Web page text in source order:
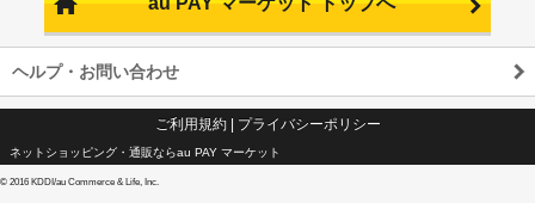
ヘルプ・お問い合わせ
ご利用規約| プライバシーポリシー
ネットショッピング・通販ならau PAY マーケット
© 2016 KDDI/au Commerce & Life, Inc.